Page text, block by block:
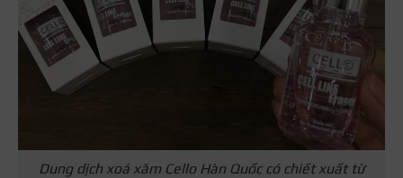
Dung dịch xoá xăm Cello Hàn Quốc có chiết xuất từ